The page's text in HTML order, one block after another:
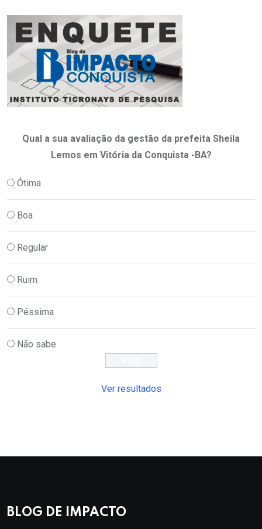
Qual a sua avaliação da gestão da prefeita Sheila
Lemos em Vitória da Conquista -BA?
Ótima
Boa
Regular
Ruim
Péssima
Não sabe
Ver resultados
BLOG DE IMPACTO